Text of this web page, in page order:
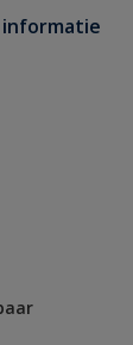
informatie